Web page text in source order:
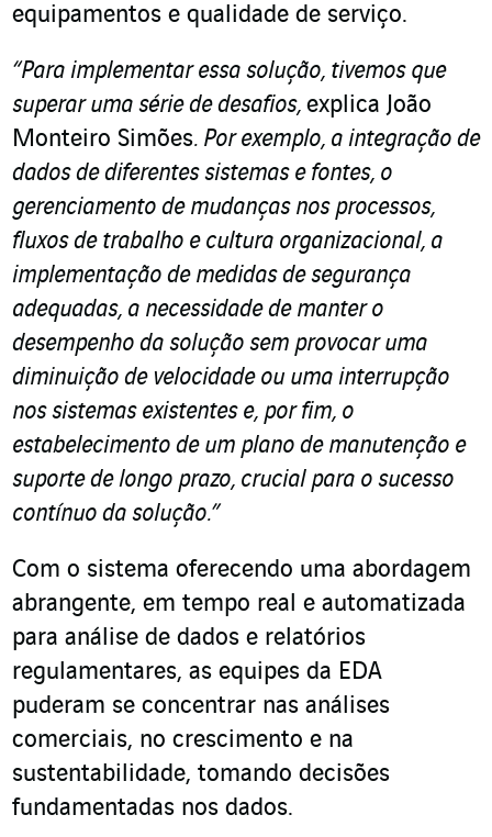
equipamentos e qualidade de serviço.
“Para implementar essa solução, tivemos que
superar uma série de desafios, explica João
Monteiro Simões. Por exemplo, a integração de
dados de diferentes sistemas e fontes, o
gerenciamento de mudanças nos processos,
fluxos de trabalho e cultura organizacional, a
implementação de medidas de segurança
adequadas, a necessidade de manter o
desempenho da solução sem provocar uma
diminuição de velocidade ou uma interrupção
nos sistemas existentes e, por fim, o
estabelecimento de um plano de manutenção e
suporte de longo prazo, crucial para o sucesso
contínuo da solução.”
Com o sistema oferecendo uma abordagem
abrangente, em tempo real e automatizada
para análise de dados e relatórios
regulamentares, as equipes da EDA
puderam se concentrar nas análises
comerciais, no crescimento e na
sustentabilidade, tomando decisões
fundamentadas nos dados.